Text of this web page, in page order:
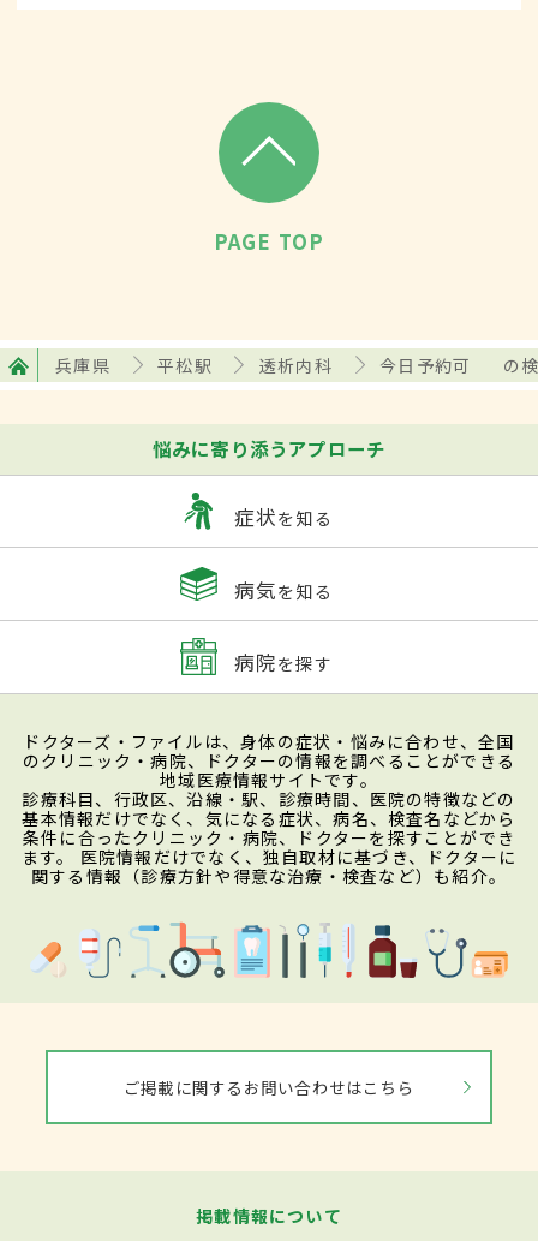
PAGE TOP
兵庫県 平松駅 透析内科 今日予約可 の
悩みに寄り添うアプローチ
症状を知る
病気を知る
病院を探す
ドクターズ・ファイルは、身体の症状・悩みに合わせ、全国
のクリニック・病院、ドクターの情報を調べることができる
地域医療情報サイトです。
診療科目、行政区、沿線・駅、診療時間、医院の特徴などの
基本情報だけでなく、気になる症状、病名、検査名などから
条件に合ったクリニック・病院、ドクターを探すことができ
ます。 医院情報だけでなく、独自取材に基づき、ドクターに
関する情報（診療方針や得意な治療・検査など）も紹介。
ご掲載に関するお問い合わせはこちら
掲載情報について